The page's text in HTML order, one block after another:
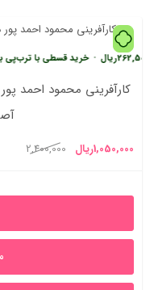
ریال • خرید قسطی با ترب‌پی بدون
2,400,000
قیمت
2,400,000ریال
1,050,000ریال
1,050,000ریال